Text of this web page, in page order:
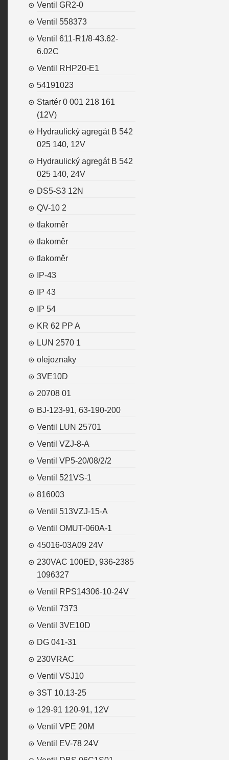
Ventil GR2-0
Ventil 558373
Ventil 611-R1/8-43.62-
6.02C
Ventil RHP20-E1
54191023
Startér 0 001 218 161
(12V)
Hydraulický agregát B 542
025 140, 12V
Hydraulický agregát B 542
025 140, 24V
DS5-S3 12N
QV-10 2
tlakoměr
tlakoměr
tlakoměr
IP-43
IP 43
IP 54
KR 62 PP A
LUN 2570 1
olejoznaky
3VE10D
20708 01
BJ-123-91, 63-190-200
Ventil LUN 25701
Ventil VZJ-8-A
Ventil VP5-20/08/2/2
Ventil 521VS-1
816003
Ventil 513VZJ-15-A
Ventil OMUT-060A-1
45016-03A09 24V
230VAC 100ED, 936-2385
1096327
Ventil RPS14306-10-24V
Ventil 7373
Ventil 3VE10D
DG 041-31
230VRAC
Ventil VSJ10
3ST 10.13-25
129-91 120-91, 12V
Ventil VPE 20M
Ventil EV-78 24V